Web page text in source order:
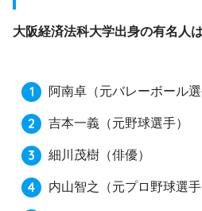
大阪経済法科大学出身の有名人
阿南卓 （元バレーボール選
吉本一義 （元野球選手）
細川茂樹 （俳優）
内山智之 （元プロ野球選手